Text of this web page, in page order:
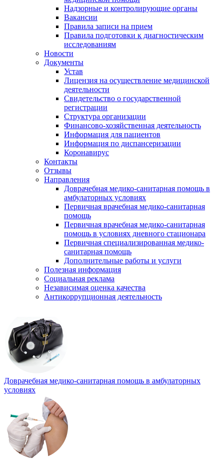
Надзорные и контролирующие органы
Вакансии
Правила записи на прием
Правила подготовки к диагностическим
исследованиям
Новости
Документы
Устав
Лицензия на осуществление медицинской
деятельности
Свидетельство о государственной
регистрации
Структура организации
Финансово-хозяйственная деятельность
Информация для пациентов
Информация по диспансеризации
Коронавирус
Контакты
Отзывы
Направления
Доврачебная медико-санитарная помощь в
амбулаторных условиях
Первичная врачебная медико-санитарная
помощь
Первичная врачебная медико-санитарная
помощь в условиях дневного стационара
Первичная специализированная медико-
санитарная помощь
Дополнительные работы и услуги
Полезная информация
Социальная реклама
Независимая оценка качества
Антикоррупционная деятельность
Доврачебная медико-санитарная помощь в амбулаторных
условиях